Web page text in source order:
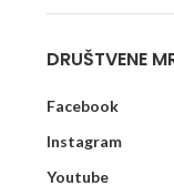
DRUŠTVENE
Facebook
Instagram
Youtube